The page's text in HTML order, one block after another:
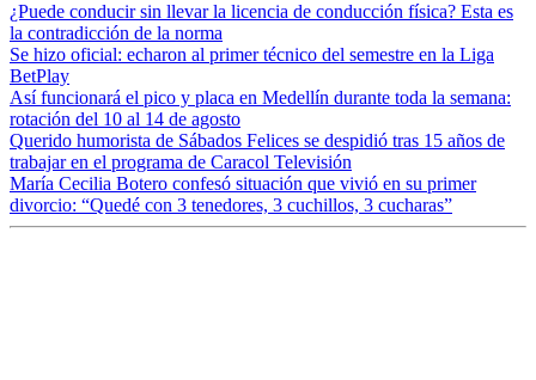
¿Puede conducir sin llevar la licencia de conducción física? Esta es
la contradicción de la norma
Se hizo oficial: echaron al primer técnico del semestre en la Liga
BetPlay
Así funcionará el pico y placa en Medellín durante toda la semana:
rotación del 10 al 14 de agosto
Querido humorista de Sábados Felices se despidió tras 15 años de
trabajar en el programa de Caracol Televisión
María Cecilia Botero confesó situación que vivió en su primer
divorcio: “Quedé con 3 tenedores, 3 cuchillos, 3 cucharas”